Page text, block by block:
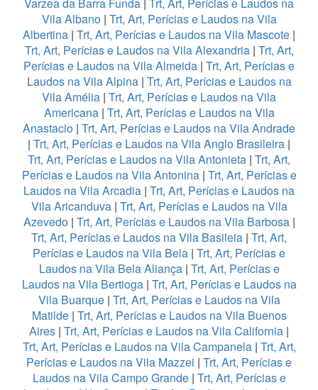
Varzea da Barra Funda | Trt, Art, Perícias e Laudos na
Vila Albano| Trt, Art, Perícias e Laudos na Vila
Albertina | Trt, Art, Perícias e Laudos na Vila Mascote |
Trt, Art, Perícias e Laudos na Vila Alexandria| Trt, Art,
Perícias e Laudos na Vila Almeida | Trt, Art, Perícias e
Laudos na Vila Alpina | Trt, Art, Perícias e Laudos na
Vila Amélia | Trt, Art, Perícias e Laudos na Vila
Americana| Trt, Art, Perícias e Laudos na Vila
Anastacio | Trt, Art, Perícias e Laudos na Vila Andrade
| Trt, Art, Perícias e Laudos na Vila Anglo Brasileira |
Trt, Art, Perícias e Laudos na Vila Antonieta | Trt, Art,
Perícias e Laudos na Vila Antonina| Trt, Art, Perícias e
Laudos na Vila Arcadia | Trt, Art, Perícias e Laudos na
Vila Aricanduva| Trt, Art, Perícias e Laudos na Vila
Azevedo| Trt, Art, Perícias e Laudos na Vila Barbosa|
Trt, Art, Perícias e Laudos na Vila Basileia | Trt, Art,
Perícias e Laudos na Vila Bela | Trt, Art, Perícias e
Laudos na Vila Bela Aliança| Trt, Art, Perícias e
Laudos na Vila Bertioga| Trt, Art, Perícias e Laudos na
Vila Buarque| Trt, Art, Perícias e Laudos na Vila
Matilde| Trt, Art, Perícias e Laudos na Vila Buenos
Aires | Trt, Art, Perícias e Laudos na Vila California |
Trt, Art, Perícias e Laudos na Vila Campanela| Trt, Art,
Perícias e Laudos na Vila Mazzei | Trt, Art, Perícias e
Laudos na Vila Campo Grande| Trt, Art, Perícias e